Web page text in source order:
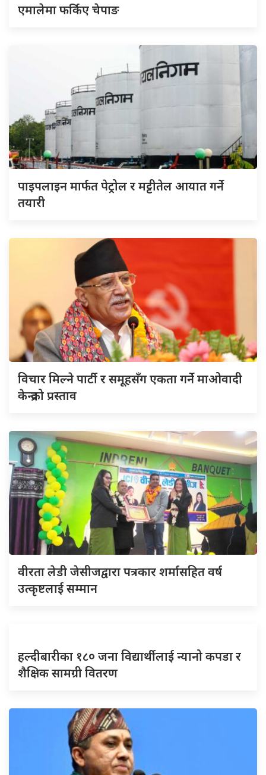
एमालेमा फर्किए चेपाङ
पाइपलाइन मार्फत पेट्रोल र मट्टीतेल आयात गर्ने
तयारी
विचार मिल्ने पार्टी र समूहसँग एकता गर्ने माओवादी
केन्द्रको प्रस्ताव
वीरता लेडी जेसीजद्वारा पत्रकार शर्मासहित वर्ष
उत्कृष्टलाई सम्मान
हल्दीबारीका १८० जना विद्यार्थीलाई न्यानो कपडा र
शैक्षिक सामग्री वितरण